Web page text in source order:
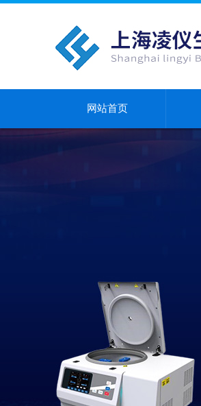
网站首页